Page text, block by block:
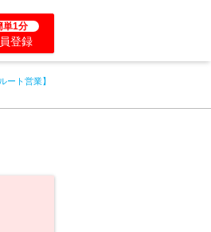
単1分
登録
ート営業】